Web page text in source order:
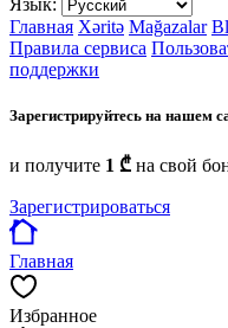
Главная Xəritə Mağazalar
Правила сервиса
поддержки
Зарегистрируйтесь на нашем
и получите 1 ₾ на свой
Зарегистрироваться
Главная
Избранное